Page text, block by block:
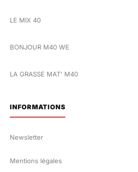
LE MIX 40
BONJOUR M40 WE
LA GRASSE MAT' M40
INFORMATIONS
Newsletter
Mentions légales